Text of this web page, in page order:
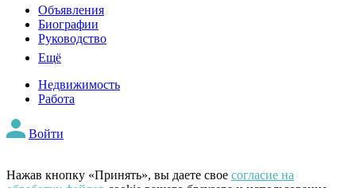
Объявления
Биографии
Руководство
Ещё
Недвижимость
Работа
Войти
Нажав кнопку «Принять», вы даете свое согласие на